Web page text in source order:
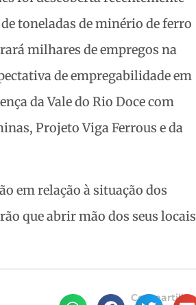
toneladas de minério de ferro
milhares de empregos na
de empregabilidade em
da Vale do Rio Doce com
Projeto Viga Ferrous e da
em relação à situação dos
que abrir mão dos seus locais
Compartilhe